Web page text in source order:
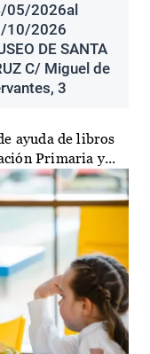
05/2026al
10/2026
DE SANTA
C/ Miguel de
3
ayuda de libros
Primaria y...